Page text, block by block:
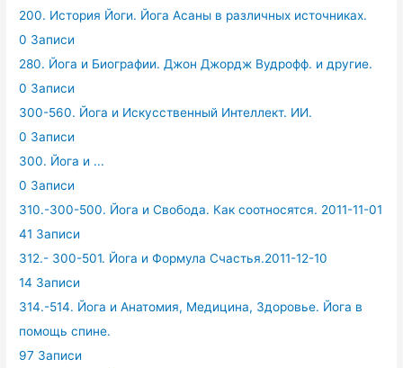
200. История Йоги. Йога Асаны в различных источниках.
0 Записи
280. Йога и Биографии. Джон Джордж Вудрофф. и другие.
0 Записи
300-560. Йога и Искусственный Интеллект. ИИ.
0 Записи
300. Йога и ...
0 Записи
310.-300-500. Йога и Свобода. Как соотносятся. 2011-11-01
41 Записи
312.- 300-501. Йога и Формула Счастья.2011-12-10
14 Записи
314.-514. Йога и Анатомия, Медицина, Здоровье. Йога в
помощь спине.
97 Записи